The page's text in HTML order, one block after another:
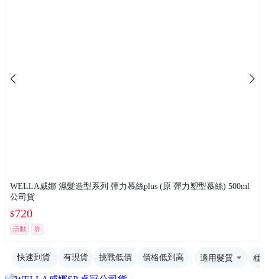
WELLA威娜 濕髮造型系列 彈力慕絲plus (原 彈力塑型慕絲) 500ml
公司貨
$720
活動 券
快速到貨 有現貨 挑戰低價 價格低到高 適用髮質 種